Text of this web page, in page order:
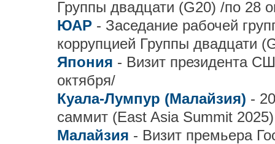
Группы двадцати (G20) /по 28
ЮАР - Заседание рабочей
коррупцией Группы двадцати
Япония - Визит президента
октября/
Куала-Лумпур (Малайзия) -
саммит (East Asia Summit 2025)
Малайзия - Визит премьера